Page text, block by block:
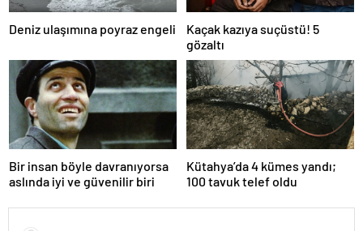
Deniz ulaşımına poyraz engeli
Kaçak kazıya suçüstü! 5
gözaltı
Bir insan böyle davranıyorsa
aslında iyi ve güvenilir biri
Kütahya’da 4 kümes yandı;
100 tavuk telef oldu